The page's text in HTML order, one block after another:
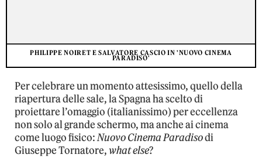
PHILIPPE NOIRET E SALVATORE CASCIO IN 'NUOVO CINEMA
PARADISO'
Per celebrare un momento attesissimo, quello della
riapertura delle sale, la Spagna ha scelto di
proiettare l’omaggio (italianissimo) per eccellenza
non solo al grande schermo, ma anche ai cinema
come luogo fisico:Nuovo Cinema Paradisodi
Giuseppe Tornatore,what else?